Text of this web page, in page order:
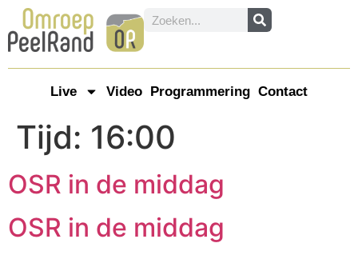
Live Video Programmering Contact
Tijd: 16:00
OSR in de middag
OSR in de middag